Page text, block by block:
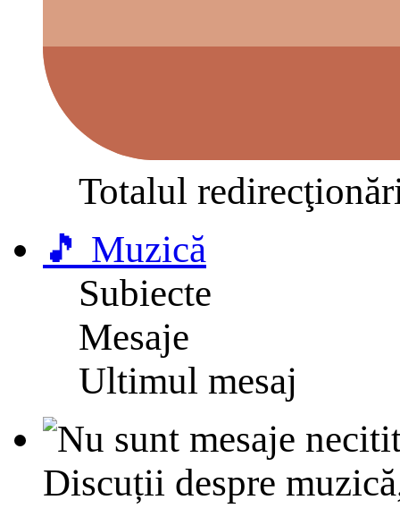
Totalul
🎵 Muzică
Subiecte
Mesaje
Ultimul mesaj
Discuții despre